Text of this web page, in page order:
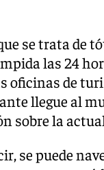
se trata de
las 24
oficinas de
llegue al
sobre la
se puede